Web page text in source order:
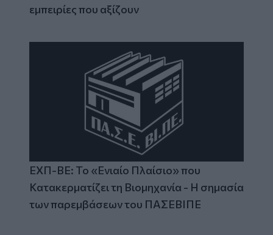
εμπειρίες που αξίζουν
ΕΧΠ-ΒΕ: Το «Ενιαίο Πλαίσιο» που
Κατακερματίζει τη Βιομηχανία - Η σημασία
των παρεμβάσεων του ΠΑΣΕΒΙΠΕ